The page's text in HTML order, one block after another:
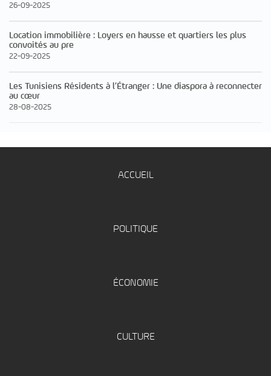
26-09-2025
Location immobilière : Loyers en hausse et quartiers les plus
convoités au pre
22-09-2025
Les Tunisiens Résidents à l’Étranger : Une diaspora à reconnecter
au cœur
28-08-2025
ACCUEIL
POLITIQUE
ÉCONOMIE
CULTURE